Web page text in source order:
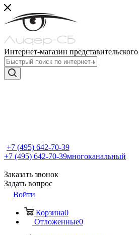
Интернет-магазин представительского
+7 (495) 642-70-39
+7 (495) 642-70-39многоканальный
Заказать звонок
Задать вопрос
Войти
Корзина0
Отложенные0